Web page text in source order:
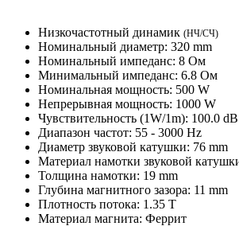
Низкочастотный динамик (НЧ/СЧ)
Номинальный диаметр: 320 mm
Номинальный импеданс: 8 Ом
Минимальный импеданс: 6.8 Ом
Номинальная мощность: 500 W
Непрерывная мощность: 1000 W
Чувствительность (1W/1m): 100.0 dB
Диапазон частот: 55 - 3000 Hz
Диаметр звуковой катушки: 76 mm
Материал намотки звуковой
Толщина намотки: 19 mm
Глубина магнитного зазора: 11 mm
Плотность потока: 1.35 T
Материал магнита: Феррит